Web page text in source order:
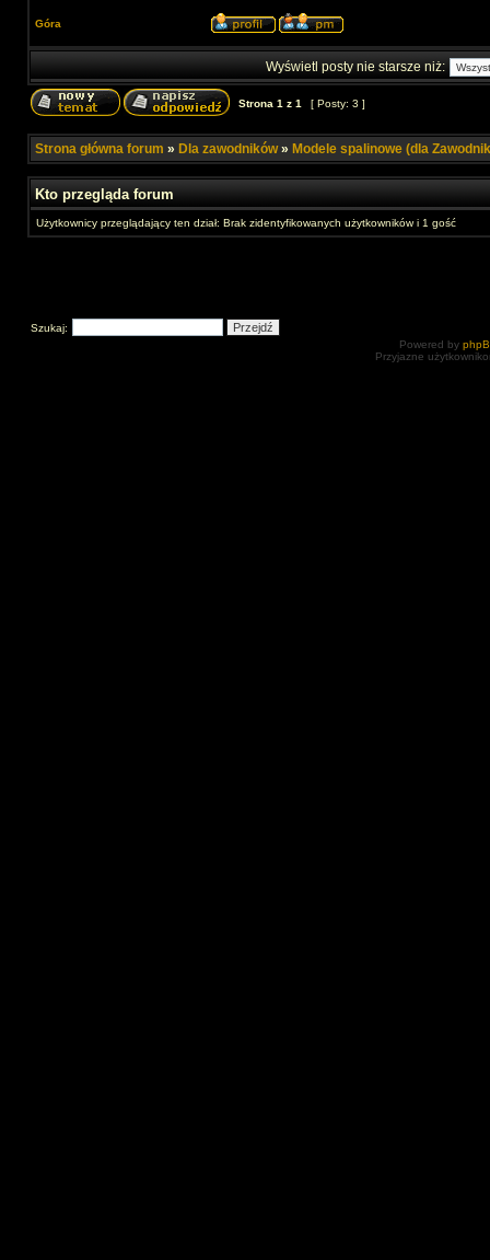
Góra
Wyświetl posty nie starsze niż:
Strona 1 z 1 [ Posty: 3 ]
Strona główna forum » Dla zawodników» Modele spalinowe (dla
Kto przegląda forum
Użytkownicy przeglądający ten dział: Brak zidentyfikowanych użytkowników i 1 gość
Szukaj:
Powered by
Przyjazne